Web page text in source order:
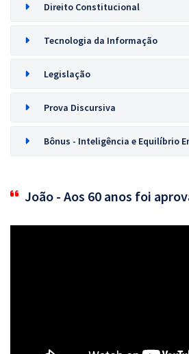
Direito Constitucional
Tecnologia da Informação
Legislação
Prova Discursiva
Bônus - Inteligência e Equilíbrio
João - Aos 60 anos foi